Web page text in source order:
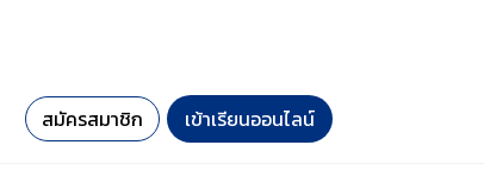
สมัครสมาชิก เข้าเรียนออนไลน์